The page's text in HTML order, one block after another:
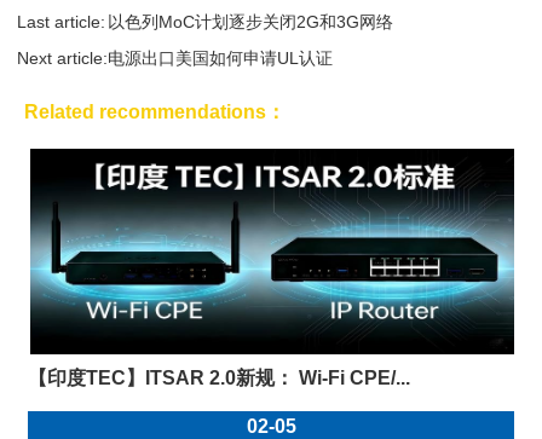
Last article: 以色列MoC计划逐步关闭2G和3G网络
Next article:电源出口美国如何申请UL认证
Related recommendations：
【印度TEC】ITSAR 2.0新规： Wi-Fi CPE/...
02-05